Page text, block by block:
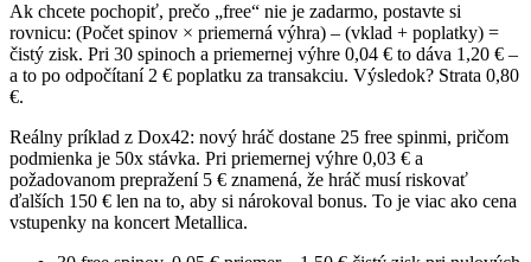
Ak chcete pochopiť, prečo „free“ nie je zadarmo, postavte si
rovnicu: (Počet spinov × priemerná výhra) – (vklad + poplatky) =
čistý zisk. Pri 30 spinoch a priemernej výhre 0,04 € to dáva 1,20 € –
a to po odpočítaní 2 € poplatku za transakciu. Výsledok? Strata 0,80
€.
Reálny príklad z Dox42: nový hráč dostane 25 free spinmi, pričom
podmienka je 50x stávka. Pri priemernej výhre 0,03 € a
požadovanom prepražení 5 € znamená, že hráč musí riskovať
ďalších 150 € len na to, aby si nárokoval bonus. To je viac ako cena
vstupenky na koncert Metallica.